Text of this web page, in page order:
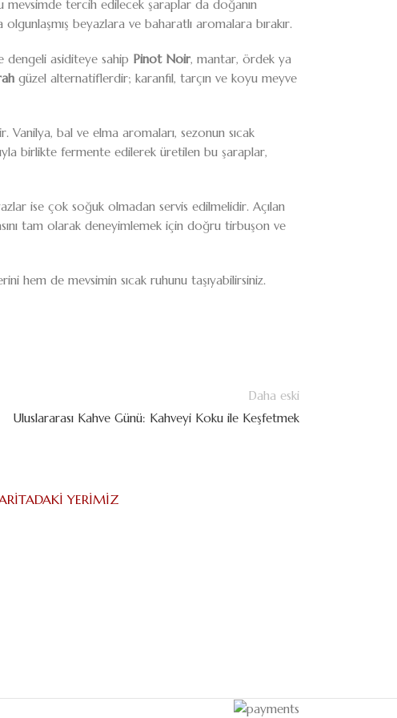
mevsimde tercih edilecek şaraplar da doğanın
olgunlaşmış beyazlara ve baharatlı aromalara bırakır.
dengeli asiditeye sahip Pinot Noir, mantar, ördek ya
güzel alternatiflerdir; karanfil, tarçın ve koyu meyve
Vanilya, bal ve elma aromaları, sezonun sıcak
birlikte fermente edilerek üretilen bu şaraplar,
ise çok soğuk olmadan servis edilmelidir. Açılan
tam olarak deneyimlemek için doğru tirbuşon ve
hem de mevsimin sıcak ruhunu taşıyabilirsiniz.
Daha eski
Uluslararası Kahve Günü: Kahveyi Koku ile Keşfetmek
YERIMIZ